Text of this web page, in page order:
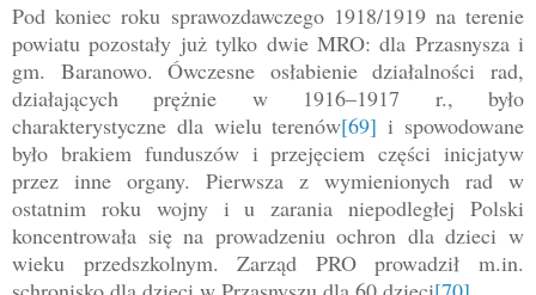
Pod koniec roku sprawozdawczego 1918/1919 na terenie
powiatu pozostały już tylko dwie MRO: dla Przasnysza i
gm. Baranowo. Ówczesne osłabienie działalności rad,
działających prężnie w 1916–1917 r., było
charakterystyczne dla wielu terenów[69] i spowodowane
było brakiem funduszów i przejęciem części inicjatyw
przez inne organy. Pierwsza z wymienionych rad w
ostatnim roku wojny i u zarania niepodległej Polski
koncentrowała się na prowadzeniu ochron dla dzieci w
wieku przedszkolnym. Zarząd PRO prowadził m.in.